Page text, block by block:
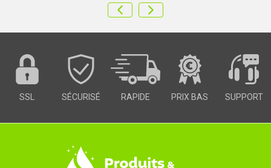
SSL SÉCURISÉ RAPIDE PRIX BAS SUPPORT